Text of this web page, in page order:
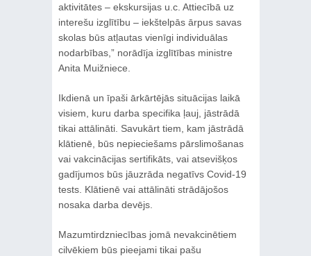
aktivitātes – ekskursijas u.c. Attiecībā uz
interešu izglītību – iekštelpās ārpus savas
skolas būs atļautas vienīgi individuālas
nodarbības,” norādīja izglītības ministre
Anita Muižniece.
Ikdienā un īpaši ārkārtējās situācijas laikā
visiem, kuru darba specifika ļauj, jāstrādā
tikai attālināti. Savukārt tiem, kam jāstrādā
klātienē, būs nepieciešams pārslimošanas
vai vakcinācijas sertifikāts, vai atsevišķos
gadījumos būs jāuzrāda negatīvs Covid-19
tests. Klātienē vai attālināti strādājošos
nosaka darba devējs.
Mazumtirdzniecības jomā nevakcinētiem
cilvēkiem būs pieejami tikai pašu